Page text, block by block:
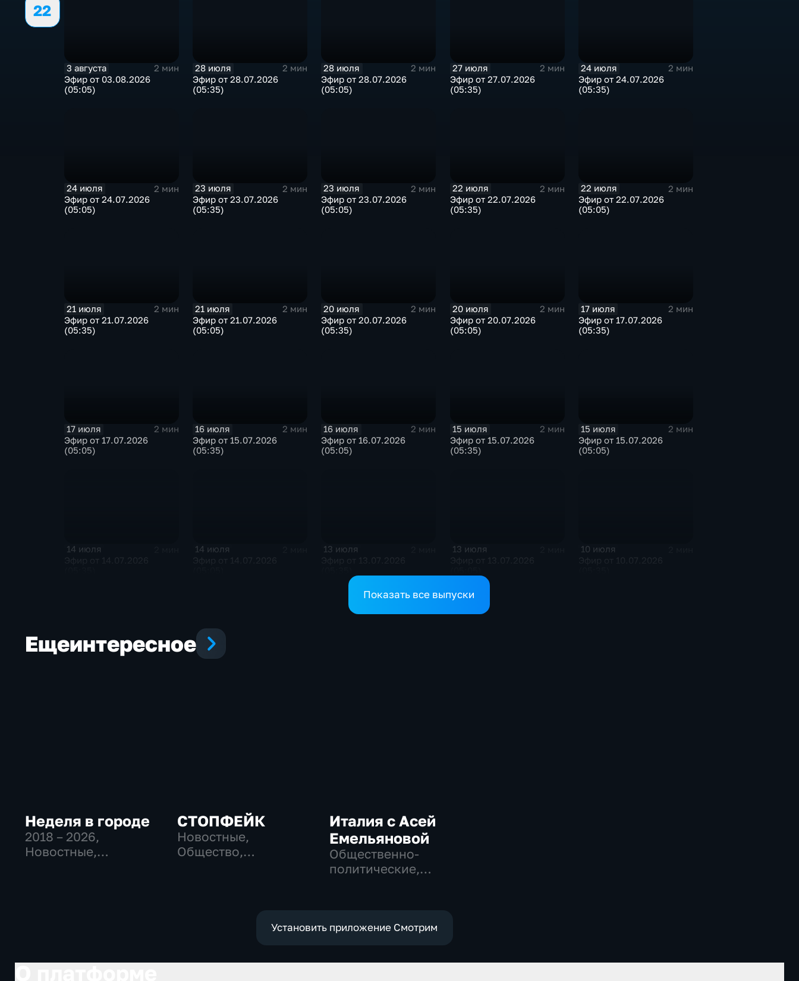
22
3 августа
2 мин
Эфир от 03.08.2026
(05:05)
28 июля
2 мин
Эфир от 28.07.2026
(05:35)
28 июля
2 мин
Эфир от 28.07.2026
(05:05)
27 июля
2 мин
Эфир от 27.07.2026
(05:35)
24 июля
2 мин
Эфир от 24.07.2026
(05:35)
24 июля
2 мин
Эфир от 24.07.2026
(05:05)
23 июля
2 мин
Эфир от 23.07.2026
(05:35)
23 июля
2 мин
Эфир от 23.07.2026
(05:05)
22 июля
2 мин
Эфир от 22.07.2026
(05:35)
22 июля
2 мин
Эфир от 22.07.2026
(05:05)
21 июля
2 мин
Эфир от 21.07.2026
(05:35)
21 июля
2 мин
Эфир от 21.07.2026
(05:05)
20 июля
2 мин
Эфир от 20.07.2026
(05:35)
20 июля
2 мин
Эфир от 20.07.2026
(05:05)
17 июля
2 мин
Эфир от 17.07.2026
(05:35)
17 июля
2 мин
Эфир от 17.07.2026
(05:05)
16 июля
2 мин
Эфир от 15.07.2026
(05:35)
16 июля
2 мин
Эфир от 16.07.2026
(05:05)
15 июля
2 мин
Эфир от 15.07.2026
(05:35)
15 июля
2 мин
Эфир от 15.07.2026
(05:05)
14 июля 14 июля 13 июля 13 июля 10 июля
Показать все выпуски
Ещеинтересное
Неделя в городе
2018 – 2026,
Новостные,
СТОПФЕЙК
Новостные,
Общество,
Италия с Асей
Емельяновой
Общественно-
политические,
Установить приложение Смотрим